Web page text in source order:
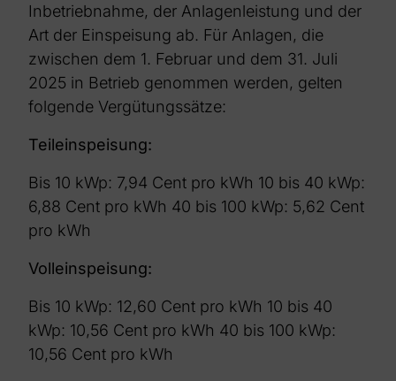
Inbetriebnahme, der Anlagenleistung und der
Art der Einspeisung ab. Für Anlagen, die
zwischen dem 1. Februar und dem 31. Juli
2025 in Betrieb genommen werden, gelten
folgende Vergütungssätze:
Teileinspeisung:
Bis 10 kWp: 7,94 Cent pro kWh 10 bis 40 kWp:
6,88 Cent pro kWh 40 bis 100 kWp: 5,62 Cent
pro kWh
Volleinspeisung:
Bis 10 kWp: 12,60 Cent pro kWh 10 bis 40
kWp: 10,56 Cent pro kWh 40 bis 100 kWp:
10,56 Cent pro kWh